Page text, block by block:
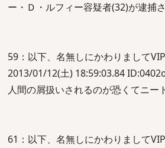
ー・Ｄ・ルフィー容疑者(32)が逮捕
59：以下、名無しにかわりまして
2013/01/12(土) 18:59:03.84
人間の屑扱いされるのが恐くてニー
61：以下、名無しにかわりまして